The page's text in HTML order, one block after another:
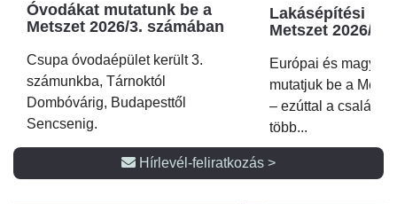
Óvodákat mutatunk be a
Metszet 2026/3. számában
Csupa óvodaépület került 3.
számunkba, Tárnoktól
Dombóvárig, Budapesttől
Sencsenig.
Lakásépítési
Metszet 2026/2.
Európai és magyar
mutatjuk be a
– ezúttal a családi
több...
Hírlevél-feliratkozás >